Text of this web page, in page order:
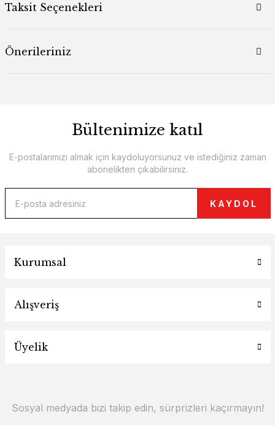
Taksit Seçenekleri
Önerileriniz
Bültenimize katıl
E-postalarımızı almak için kaydoluyorsunuz ve istediğiniz zaman
abonelikten çıkabilirsiniz.
KAYDOL
Kurumsal
Alışveriş
Üyelik
Sosyal medyada bizi takip edin, sürprizleri kaçırmayın!